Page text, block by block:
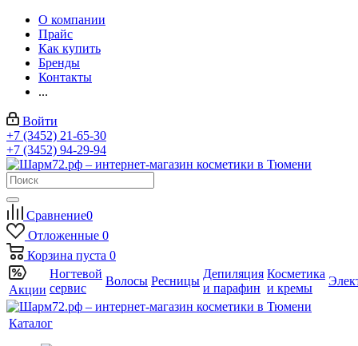
О компании
Прайс
Как купить
Бренды
Контакты
...
Войти
+7 (3452) 21-65-30
+7 (3452) 94-29-94
Сравнение0
Отложенные 0
Корзина пуста 0
Акции
Ногтевой
сервис
Волосы Ресницы
Депиляция
и парафин
Косметика
и кремы
Каталог